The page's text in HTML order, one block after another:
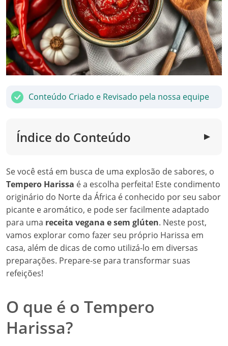
Conteúdo Criado e Revisado pela nossa equipe
Índice do Conteúdo ▼
Se você está em busca de uma explosão de sabores, o
Tempero Harissa é a escolha perfeita! Este condimento
originário do Norte da África é conhecido por seu sabor
picante e aromático, e pode ser facilmente adaptado
para uma receita vegana e sem glúten. Neste post,
vamos explorar como fazer seu próprio Harissa em
casa, além de dicas de como utilizá-lo em diversas
preparações. Prepare-se para transformar suas
refeições!
O que é o Tempero
Harissa?